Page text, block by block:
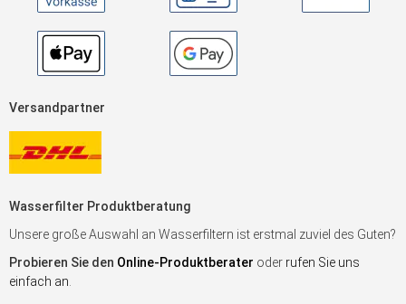
Versandpartner
Wasserfilter Produktberatung
Unsere große Auswahl an Wasserfiltern ist erstmal zuviel des Guten?
Probieren Sie den Online-Produktberater oder rufen Sie uns
einfach an.